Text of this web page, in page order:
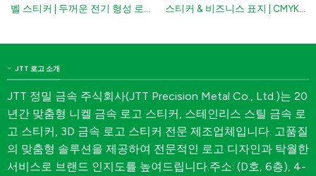
벨 스티커 | 두꺼운 전기 형성 로
스티커 & 비즈니스 표지 | CMYK
JTT 로고 소개
JTT 정밀 금속 주식회사(JTT Precision Metal Co., Ltd.)는 20
년간 맞춤형 니켈 금속 로고 스티커, 스테인리스 스틸 금속 로
고 스티커, 3D 금속 로고 스티커 전문 제조업체입니다. 고품질
의 맞춤형 솔루션을 제공하여 전문적인 로고 디자인과 탁월한
서비스로 브랜드 인지도를 높여드립니다.주소: (D호, 6층), 4-